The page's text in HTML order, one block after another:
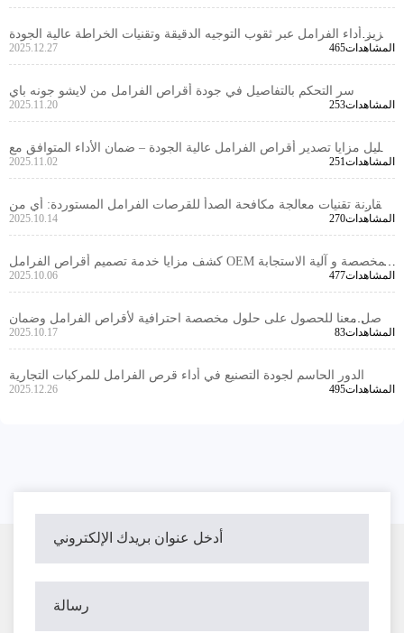
تعزيز أداء الفرامل عبر ثقوب التوجيه الدقيقة وتقنيات الخراطة عالية الجودة
لأقراص الفرامل
2025.12.27 465المشاهدات
سر التحكم بالتفاصيل في جودة أقراص الفرامل من لايشو جونه باي
2025.11.20 253المشاهدات
تحليل مزايا تصدير أقراص الفرامل عالية الجودة – ضمان الأداء المتوافق مع
المعايير الدولية وتقنيات الفحص
2025.11.02 251المشاهدات
مقارنة تقنيات معالجة مكافحة الصدأ للقرصات الفرامل المستوردة: أي من
الوخز, الطلاء, والطبقات الأكثر صلاحية؟
2025.10.14 270المشاهدات
كشف مزايا خدمة تصميم أقراص الفرامل OEM المخصصة و آلية الاستجابة
السريعة
2025.10.06 477المشاهدات
تواصل معنا للحصول على حلول مخصصة احترافية لأقراص الفرامل وضمان
تجربة شراء خالية من القلق
2025.10.17 83المشاهدات
الدور الحاسم لجودة التصنيع في أداء قرص الفرامل للمركبات التجارية
2025.12.26 495المشاهدات